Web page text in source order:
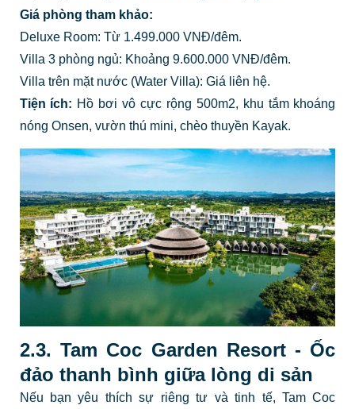
Giá phòng tham khảo:
Deluxe Room: Từ 1.499.000 VNĐ/đêm.
Villa 3 phòng ngủ: Khoảng 9.600.000 VNĐ/đêm.
Villa trên mặt nước (Water Villa): Giá liên hệ.
Tiện ích: Hồ bơi vô cực rộng 500m2, khu tắm khoáng
nóng Onsen, vườn thú mini, chèo thuyền Kayak.
2.3. Tam Coc Garden Resort - Ốc
đảo thanh bình giữa lòng di sản
Nếu bạn yêu thích sự riêng tư và tinh tế, Tam Coc